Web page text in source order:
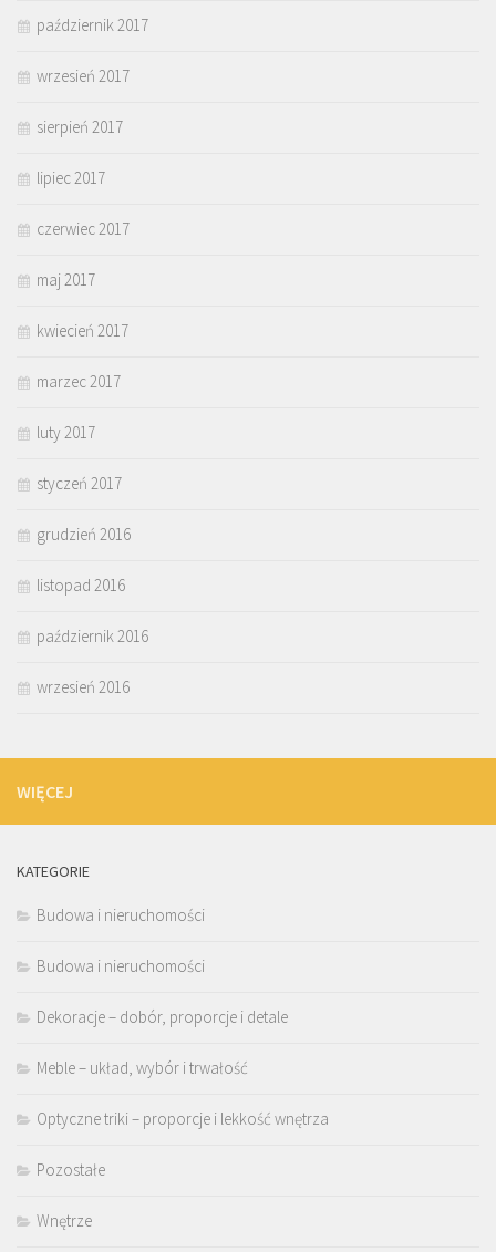
październik 2017
wrzesień 2017
sierpień 2017
lipiec 2017
czerwiec 2017
maj 2017
kwiecień 2017
marzec 2017
luty 2017
styczeń 2017
grudzień 2016
listopad 2016
październik 2016
wrzesień 2016
WIĘCEJ
KATEGORIE
Budowa i nieruchomości
Budowa i nieruchomości
Dekoracje – dobór, proporcje i detale
Meble – układ, wybór i trwałość
Optyczne triki – proporcje i lekkość wnętrza
Pozostałe
Wnętrze